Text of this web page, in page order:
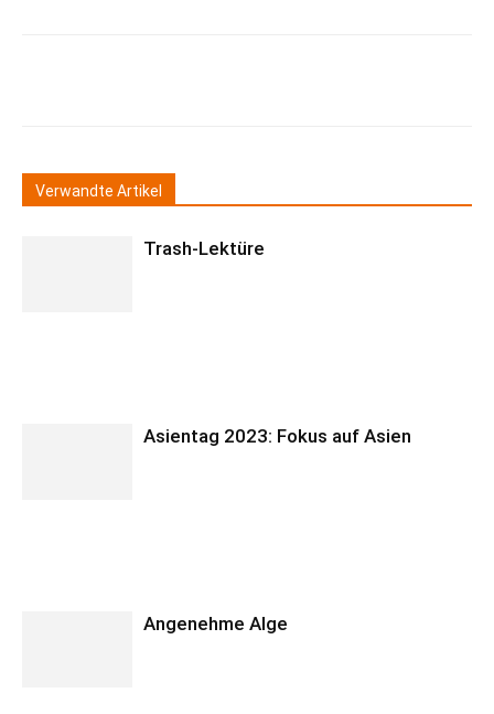
Verwandte Artikel
Trash-Lektüre
Asientag 2023: Fokus auf Asien
Angenehme Alge